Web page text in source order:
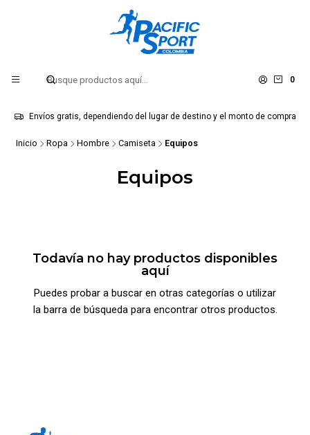
0
Envíos gratis, dependiendo del lugar de destino y el monto de compra
Inicio Ropa Hombre Camiseta Equipos
Equipos
Todavía no hay productos disponibles
aquí
Puedes probar a buscar en otras categorías o utilizar
la barra de búsqueda para encontrar otros productos.